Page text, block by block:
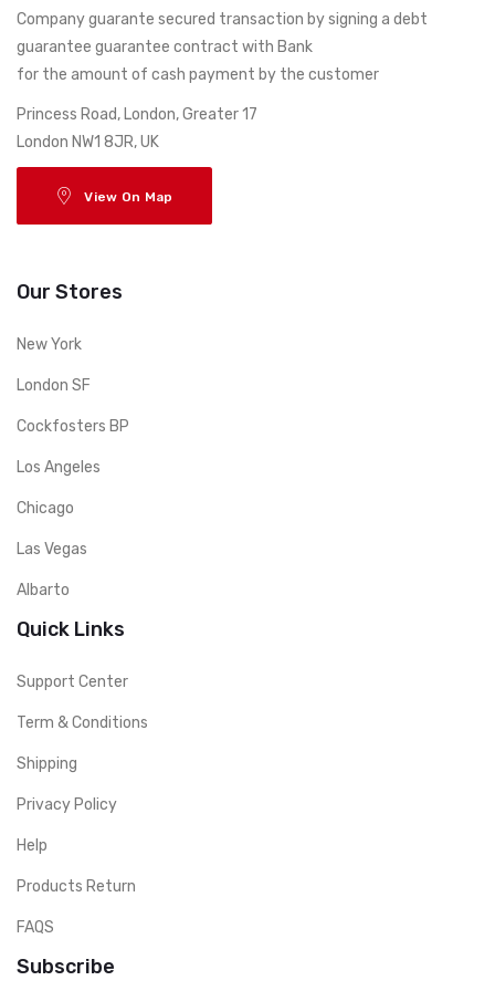
Company guarante secured transaction by signing a debt
guarantee guarantee contract with Bank
for the amount of cash payment by the customer
17 Princess Road, London, Greater
London NW1 8JR, UK
View On Map
Our Stores
New York
London SF
Cockfosters BP
Los Angeles
Chicago
Las Vegas
Albarto
Quick Links
Support Center
Term & Conditions
Shipping
Privacy Policy
Help
Products Return
FAQS
Subscribe